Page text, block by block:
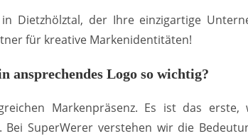
Dietzhölztal, der Ihre einzigartige
für kreative Markenidentitäten!
ansprechendes Logo so wichtig?
Markenpräsenz. Es ist das
SuperWerer verstehen wir die